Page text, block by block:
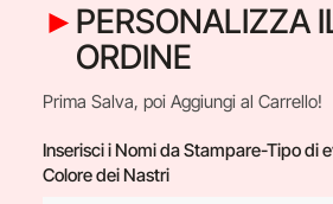
PERSONALIZZA
ORDINE
Prima Salva, poi Aggiungi al Carrello!
Inserisci i Nomi da Stampare-Tipo di
Colore dei Nastri